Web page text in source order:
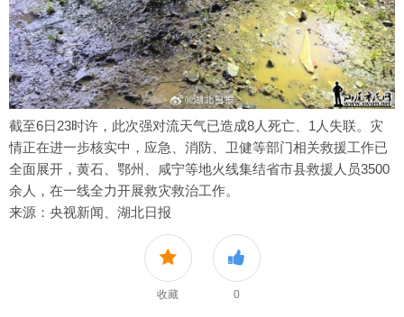
截至6日23时许，此次强对流天气已造成8人死亡、1人失联。灾
情正在进一步核实中，应急、消防、卫健等部门相关救援工作已
全面展开，黄石、鄂州、咸宁等地火线集结省市县救援人员3500
余人，在一线全力开展救灾救治工作。
来源：央视新闻、湖北日报
收藏 0